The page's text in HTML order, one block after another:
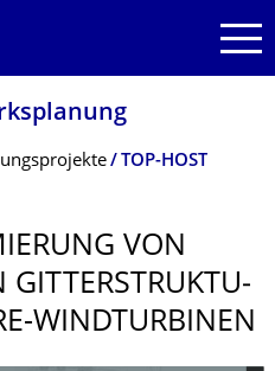
TOP-HOST
VON
GITTERSTRUKTU­
WINDTURBINEN